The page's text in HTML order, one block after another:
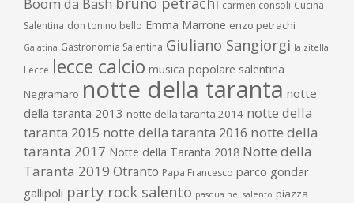
Boom da Bash
carmen consoli Cucina
Salentina don tonino bello Emma Marrone enzo petrachi
Galatina Gastronomia Salentina Giuliano Sangiorgi la zitella
Lecce lecce calcio musica popolare salentina
Negramaro notte della taranta notte
della taranta 2013 notte della taranta 2014 notte della
taranta 2015 notte della taranta 2016 notte della
taranta 2017 Notte della Taranta 2018 Notte della
Taranta 2019 Otranto Papa Francesco parco gondar
gallipoli party rock salento pasqua nel salento piazza